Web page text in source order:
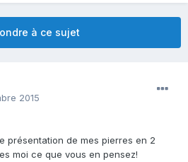
à ce sujet
2015
présentation de mes pierres en 2
moi ce que vous en pensez!